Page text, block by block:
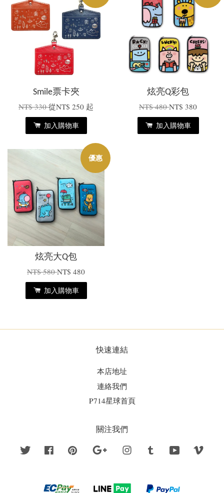
Smile票卡夾
NT$ 330從NT$ 250 起
加入購物車
炫亮Q彩包
NT$ 480NT$ 380
加入購物車
優惠
炫亮大Q包
NT$ 580NT$ 480
加入購物車
快速連結
本店地址
連絡我們
P714星球首頁
關注我們
Twitter Facebook Pinterest Google Instagram Tumblr YouTube